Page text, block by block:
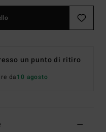
un punto di ritiro
da10 agosto